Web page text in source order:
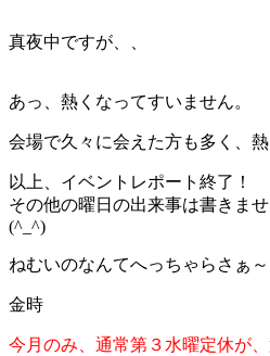
真夜中ですが、、
あっ、熱くなってすいません。
会場で久々に会えた方も多く、熱
以上、イベントレポート終了！
その他の曜日の出来事は書きま
(^_^)
ねむいのなんてへっちゃらさぁ～
金時
今月のみ、通常第３水曜定休が